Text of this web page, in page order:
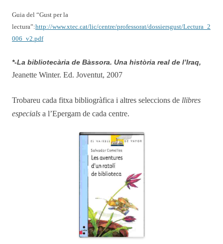
Guia del “Gust per la
lectura”:http://www.xtec.cat/lic/centre/professorat/dossiersgust/Lectura_2
006_v2.pdf
*-La bibliotecària de Bàssora. Una història real de l’Iraq,
Jeanette Winter. Ed. Joventut, 2007
Trobareu cada fitxa bibliogràfica i altres seleccions de llibres
especials a l’Epergam de cada centre.